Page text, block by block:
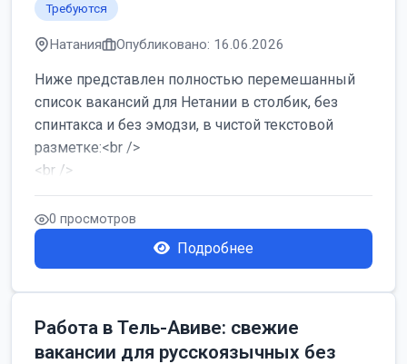
Требуются
Натания Опубликовано: 16.06.2026
Ниже представлен полностью перемешанный
список вакансий для Нетании в столбик, без
спинтакса и без эмодзи, в чистой текстовой
разметке:<br />
<br />
Работа в Нетании на мебельном производстве:
требу...
0 просмотров
Подробнее
Работа в Тель-Авиве: свежие
вакансии для русскоязычных без